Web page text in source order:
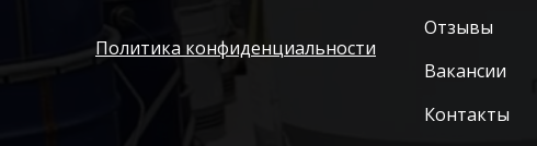
Политика конфиденциальности
Отзывы
Вакансии
Контакты